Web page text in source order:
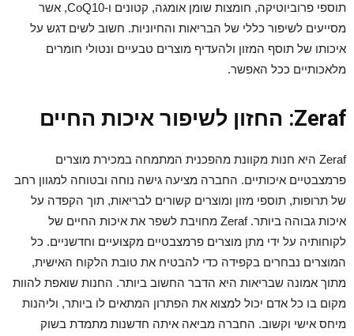
תוספי פרוביוטיקה, חומצות שומן אומגה, קטונים ו-CoQ10, אשר
מסייעים לשיפור כללי של הבריאות והחיוניות. חשוב לשים דגש על
איכותו של תוסף המזון ולהעדיף מוצרים טבעיים ונטולי חומרים
מלאכותיים ככל האפשר.
Zeraf: החזון לשיפור איכות החיים
Zeraf היא חנות מקוונת מהפכנית המתמחה במכירת מוצרים
פרמצבטיים איכותיים. החברה מציעה גישה נוחה ובטוחה למגוון רחב
של תרופות, תוספי מזון ומוצרים קשורים לבריאות, תוך הקפדה על
איכות גבוהה ביותר. Zeraf מחויבת לשפר את איכות החיים של
לקוחותיה על ידי מתן מוצרים פרמצבטיים מקצועיים וחדשניים. כל
המוצרים נבחרים בקפידה כדי להבטיח את טובת הלקוח האישית,
מתוך אמונה שבריאות היא הדבר החשוב ביותר. החנות שואפת להוות
מקום בו כל אדם יכול למצוא את הפתרון המתאים לו ביותר, וליהנות
מיחס אישי וקשוב. החברה מביאה איתה חדשנות מתמדת בשוק